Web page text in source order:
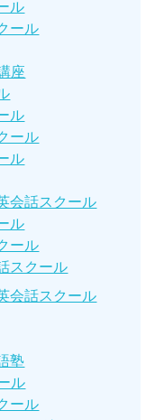
ル
ール
座
ル
ール
ル
会話スクール
ル
ール
スクール
会話スクール
塾
ル
ール